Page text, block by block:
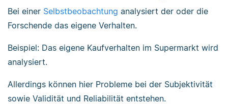
Bei einer Selbstbeobachtung analysiert der oder die
Forschende das eigene Verhalten.
Beispiel: Das eigene Kaufverhalten im Supermarkt wird
analysiert.
Allerdings können hier Probleme bei der Subjektivität
sowie Validität und Reliabilität entstehen.